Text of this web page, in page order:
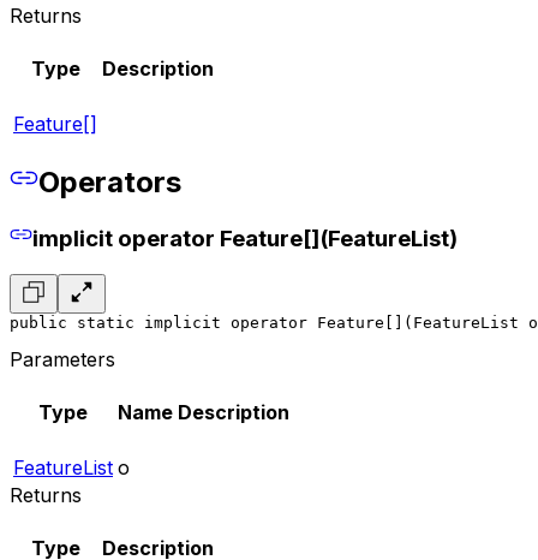
Returns
Type Description
Feature[]
Operators
implicit operator Feature[](FeatureList)
public static implicit operator Feature[](FeatureList
Parameters
Type Name Description
FeatureList o
Returns
Type Description